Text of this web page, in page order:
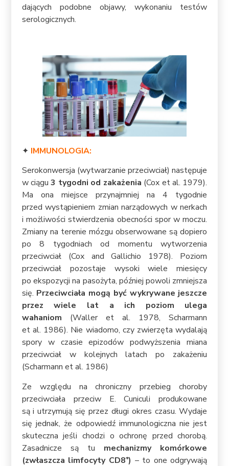
dających podobne objawy, wykonaniu testów
serologicznych.
✦ IMMUNOLOGIA:
Serokonwersja (wytwarzanie przeciwciał) następuje
w ciągu3 tygodni od zakażenia (Cox et al. 1979).
Ma ona miejsce przynajmniej na 4 tygodnie
przed wystąpieniem zmian narządowych w nerkach
i możliwości stwierdzenia obecności spor w moczu.
Zmiany na terenie mózgu obserwowane są dopiero
po 8 tygodniach od momentu wytworzenia
przeciwciał (Cox and Gallichio 1978). Poziom
przeciwciał pozostaje wysoki wiele miesięcy
po ekspozycji na pasożyta, później powoli zmniejsza
się. Przeciwciała mogą być wykrywane jeszcze
przez wiele lat a ich poziom ulega
wahaniom (Waller et al. 1978, Scharmann
et al. 1986). Nie wiadomo, czy zwierzęta wydalają
spory w czasie epizodów podwyższenia miana
przeciwciał w kolejnych latach po zakażeniu
(Scharmann et al. 1986)
Ze względu na chroniczny przebieg choroby
przeciwciała przeciw E. Cuniculi produkowane
są i utrzymują się przez długi okres czasu. Wydaje
się jednak, że odpowiedź immunologiczna nie jest
skuteczna jeśli chodzi o ochronę przed chorobą.
Zasadnicze są tu mechanizmy komórkowe
(zwłaszcza limfocyty CD8⁺) – to one odgrywają